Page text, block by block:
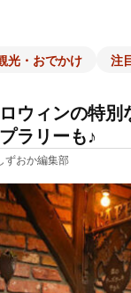
光・おでかけ 注
ウィンの特
ラリーも♪
ずおか編集部